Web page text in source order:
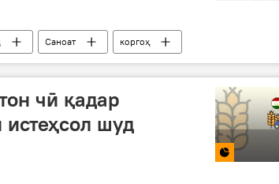
Саноат коргоҳ
чӣ қадар
шуд